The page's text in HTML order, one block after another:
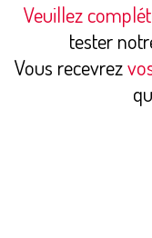
Veuillez
tester
Vous recevrez